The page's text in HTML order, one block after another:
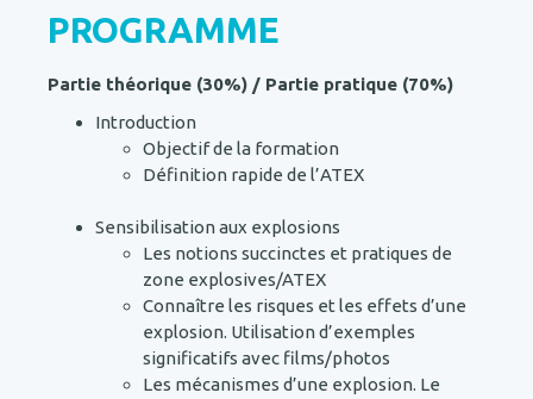
PROGRAMME
Partie théorique (30%) / Partie pratique (70%)
Introduction
Objectif de la formation
Définition rapide de l’ATEX
Sensibilisation aux explosions
Les notions succinctes et pratiques de
zone explosives/ATEX
Connaître les risques et les effets d’une
explosion. Utilisation d’exemples
significatifs avec films/photos
Les mécanismes d’une explosion. Le